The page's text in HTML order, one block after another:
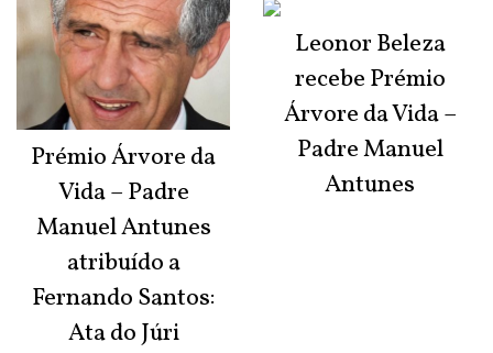
Prémio Árvore da
Vida – Padre
Manuel Antunes
atribuído a
Fernando Santos:
Ata do Júri
Leonor Beleza
recebe Prémio
Árvore da Vida –
Padre Manuel
Antunes